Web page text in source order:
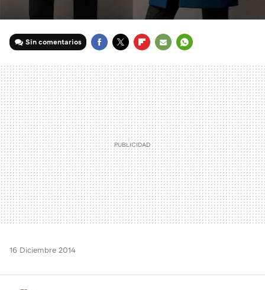
Sin comentarios
MAIL
16 Diciembre 2014